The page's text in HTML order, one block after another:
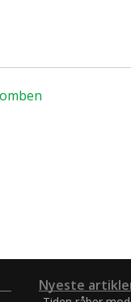
Nyeste